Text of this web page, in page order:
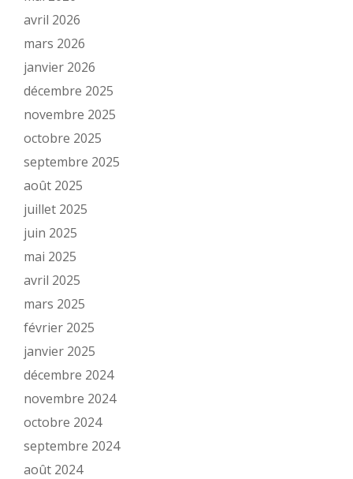
avril 2026
mars 2026
janvier 2026
décembre 2025
novembre 2025
octobre 2025
septembre 2025
août 2025
juillet 2025
juin 2025
mai 2025
avril 2025
mars 2025
février 2025
janvier 2025
décembre 2024
novembre 2024
octobre 2024
septembre 2024
août 2024